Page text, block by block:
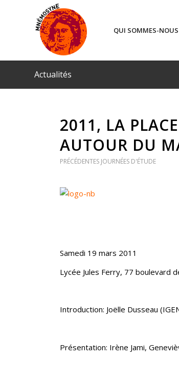
QUI SOMMES-
Actualités
2011, LA
AUTOUR DU
PRÉCÉDENTES JOURNÉES D'ÉTUDE
Samedi 19 mars 2011
Lycée Jules Ferry, 77 boulevard
Introduction: Joëlle Dusseau
Présentation: Irène Jami,